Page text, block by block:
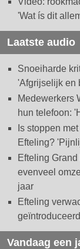
'Wat ís dit
Laatste audio
Snoeiharde
'Afgrijselijk en
Medewerkers
hun telefoon:
Is stoppen
Efteling?
Efteling
evenveel
jaar
Efteling
Vandaag een